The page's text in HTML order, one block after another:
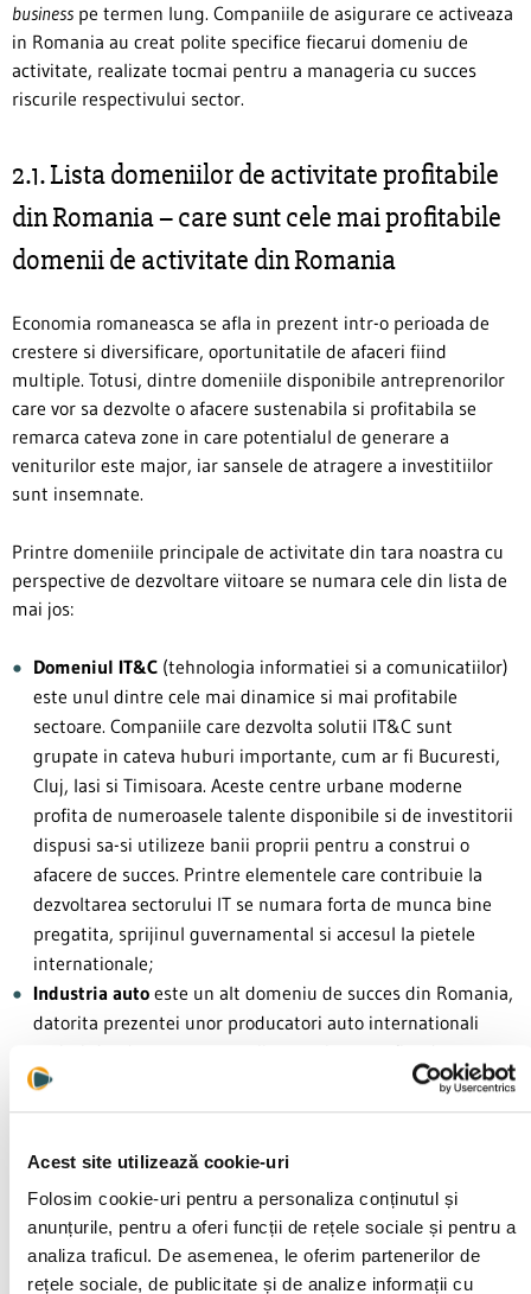
Acest site utilizează cookie-uri
Folosim cookie-uri pentru a personaliza conținutul și
anunțurile, pentru a oferi funcții de rețele sociale și pentru a
analiza traficul. De asemenea, le oferim partenerilor de
rețele sociale, de publicitate și de analize informații cu
business pe termen lung. Companiile de asigurare ce activeaza
in Romania au creat polite specifice fiecarui domeniu de
activitate, realizate tocmai pentru a manageria cu succes
riscurile respectivului sector.
2.1. Lista domeniilor de activitate profitabile
din Romania – care sunt cele mai profitabile
domenii de activitate din Romania
Economia romaneasca se afla in prezent intr-o perioada de
crestere si diversificare, oportunitatile de afaceri fiind
multiple. Totusi, dintre domeniile disponibile antreprenorilor
care vor sa dezvolte o afacere sustenabila si profitabila se
remarca cateva zone in care potentialul de generare a
veniturilor este major, iar sansele de atragere a investitiilor
sunt insemnate.
Printre domeniile principale de activitate din tara noastra cu
perspective de dezvoltare viitoare se numara cele din lista de
mai jos:
Domeniul IT&C (tehnologia informatiei si a comunicatiilor)
este unul dintre cele mai dinamice si mai profitabile
sectoare. Companiile care dezvolta solutii IT&C sunt
grupate in cateva huburi importante, cum ar fi Bucuresti,
Cluj, Iasi si Timisoara. Aceste centre urbane moderne
profita de numeroasele talente disponibile si de investitorii
dispusi sa-si utilizeze banii proprii pentru a construi o
afacere de succes. Printre elementele care contribuie la
dezvoltarea sectorului IT se numara forta de munca bine
pregatita, sprijinul guvernamental si accesul la pietele
internationale;
Industria auto este un alt domeniu de succes din Romania,
datorita prezentei unor producatori auto internationali
necesitatile firmelor straine pentru a-si dezvolta afaceri in
domeniul industriei auto. Printre directiile de succes ale
tehnologice si dezvoltarea tehnologiei automobilelor
electrice si hibride;
Agricultura si industria alimentarasunt domenii
economice de baza care in ultimii ani au evoluat
semnificativ. Datorita solului fertil si a conditiilor favorabile,